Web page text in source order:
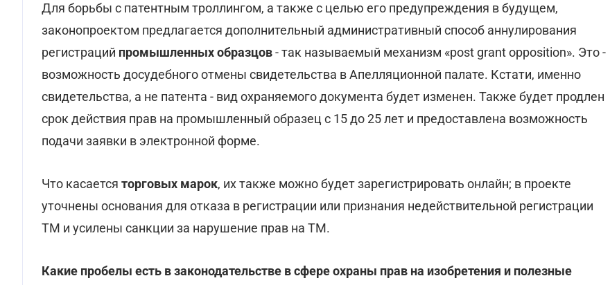
Для борьбы с патентным троллингом, а также с целью его предупреждения в будущем,
законопроектом предлагается дополнительный административный способ аннулирования
регистраций промышленных образцов- так называемый механизм «post grant opposition». Это -
возможность досудебного отмены свидетельства в Апелляционной палате. Кстати, именно
свидетельства, а не патента - вид охраняемого документа будет изменен. Также будет продлен
срок действия прав на промышленный образец с 15 до 25 лет и предоставлена возможность
подачи заявки в электронной форме.
Что касается торговых марок, их также можно будет зарегистрировать онлайн; в проекте
уточнены основания для отказа в регистрации или признания недействительной регистрации
ТМ и усилены санкции за нарушение прав на ТМ.
Какие пробелы есть в законодательстве в сфере охраны прав на изобретения и полезные